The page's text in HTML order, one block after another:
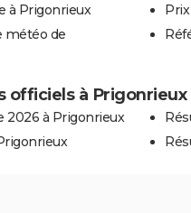
à Prigonrieux
météo de
officiels à Prigonrieux
2026 à Prigonrieux